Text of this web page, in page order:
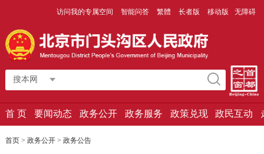
访问我的专属空间 智能问答 繁體 长者版 移动版 无障碍
搜本网
首 页 要闻动态 政务公开 政务服务 政策兑现 政民互动
首页> 政务公开> 政务公告